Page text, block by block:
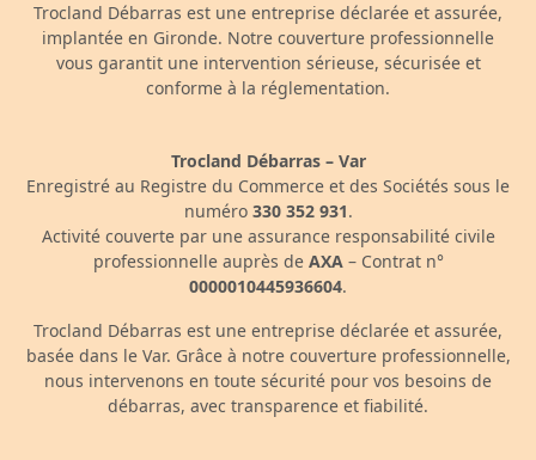
Trocland Débarras est une entreprise déclarée et assurée,
implantée en Gironde. Notre couverture professionnelle
vous garantit une intervention sérieuse, sécurisée et
conforme à la réglementation.
Trocland Débarras – Var
Enregistré au Registre du Commerce et des Sociétés sous le
numéro 330 352 931.
Activité couverte par une assurance responsabilité civile
professionnelle auprès de AXA– Contrat n°
0000010445936604.
Trocland Débarras est une entreprise déclarée et assurée,
basée dans le Var. Grâce à notre couverture professionnelle,
nous intervenons en toute sécurité pour vos besoins de
débarras, avec transparence et fiabilité.